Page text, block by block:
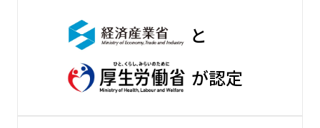
と
が認定